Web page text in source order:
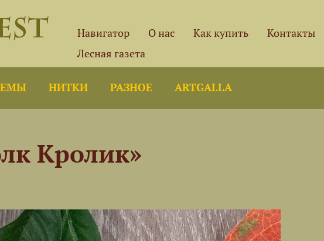
Навигатор О нас Как купить
Контакты
Лесная газета
НИТКИ РАЗНОЕ ARTGALLA
Кролик»